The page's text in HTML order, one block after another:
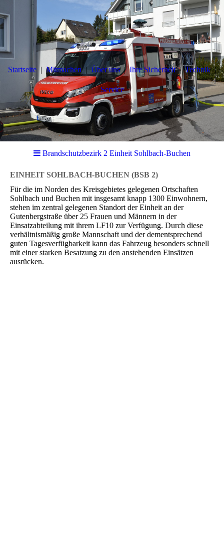
Startseite Mitmachen Über uns Ihre Sicherheit Technik
Service
Brandschutzbezirk 2 Einheit Sohlbach-Buchen
EINHEIT SOHLBACH-BUCHEN (BSB 2)
Für die im Norden des Kreisgebietes gelegenen Ortschaften
Sohlbach und Buchen mit insgesamt knapp 1300 Einwohnern,
stehen im zentral gelegenen Standort der Einheit an der
Gutenbergstraße über 25 Frauen und Männern in der
Einsatzabteilung mit ihrem LF10 zur Verfügung. Durch diese
verhältnismäßig große Mannschaft und der dementsprechend
guten Tagesverfügbarkeit kann das Fahrzeug besonders schnell
mit einer starken Besatzung zu den anstehenden Einsätzen
ausrücken.